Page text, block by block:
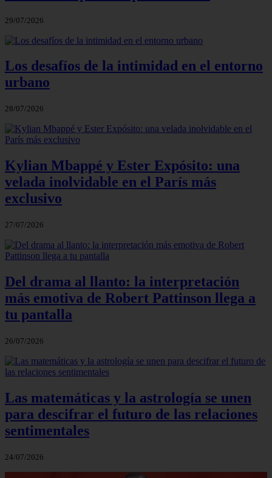
29/07/2026
Los desafíos de la intimidad en el entorno
urbano
28/07/2026
Kylian Mbappé y Ester Expósito: una
velada inolvidable en el París más
exclusivo
27/07/2026
Del drama al llanto: la interpretación
más emotiva de Robert Pattinson llega a
tu pantalla
26/07/2026
Las matemáticas y la astrología se unen
para descifrar el futuro de las relaciones
sentimentales
24/07/2026